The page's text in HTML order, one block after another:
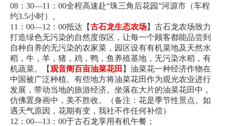
08：30—11：00全程高速赴“珠三角后花园”河源市（车程
约3.5小时）。
11：00—12：00抵达【古石龙生态农场】古石龙农场致力
打造绿色无污染的自然度假区，让每一个顾客都能品尝到
自种自养的无污染的农家菜，园区设有有机菜地及天然水
稻，牛，羊，猪，鸡，鸭，鱼养殖基地，无污染水稻，有
机蔬菜。【观音阁百亩油菜花田 】油菜花一种经济作物在
中国被广泛种植。有些地方将油菜花田作为观光农业进行
发展，带动当地的旅游经济。坐落在大片的油菜花田中，
仿佛置身画中，美不胜收。（备注：花是季节性景点。如
遇天气原因，花期有变，我社不作任何补偿）
12：00—13：00于古石龙享用有机午餐；